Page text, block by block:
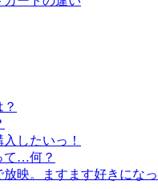
したいっ！
て…何？
映。ますます好きにな